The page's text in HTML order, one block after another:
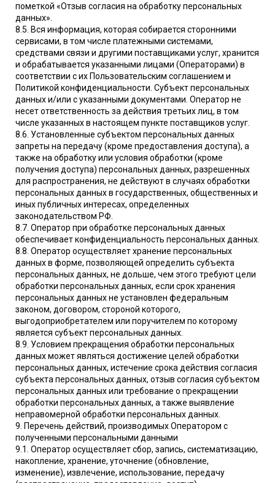
пометкой «Отзыв согласия на обработку персональных
данных».
8.5. Вся информация, которая собирается сторонними
сервисами, в том числе платежными системами,
средствами связи и другими поставщиками услуг, хранится
и обрабатывается указанными лицами (Операторами) в
соответствии с их Пользовательским соглашением и
Политикой конфиденциальности. Субъект персональных
данных и/или с указанными документами. Оператор не
несет ответственность за действия третьих лиц, в том
числе указанных в настоящем пункте поставщиков услуг.
8.6. Установленные субъектом персональных данных
запреты на передачу (кроме предоставления доступа), а
также на обработку или условия обработки (кроме
получения доступа) персональных данных, разрешенных
для распространения, не действуют в случаях обработки
персональных данных в государственных, общественных и
иных публичных интересах, определенных
законодательством РФ.
8.7. Оператор при обработке персональных данных
обеспечивает конфиденциальность персональных данных.
8.8. Оператор осуществляет хранение персональных
данных в форме, позволяющей определить субъекта
персональных данных, не дольше, чем этого требуют цели
обработки персональных данных, если срок хранения
персональных данных не установлен федеральным
законом, договором, стороной которого,
выгодоприобретателем или поручителем по которому
является субъект персональных данных.
8.9. Условием прекращения обработки персональных
данных может являться достижение целей обработки
персональных данных, истечение срока действия согласия
субъекта персональных данных, отзыв согласия субъектом
персональных данных или требование о прекращении
обработки персональных данных, а также выявление
неправомерной обработки персональных данных.
9. Перечень действий, производимых Оператором с
полученными персональными данными
9.1. Оператор осуществляет сбор, запись, систематизацию,
накопление, хранение, уточнение (обновление,
изменение), извлечение, использование, передачу